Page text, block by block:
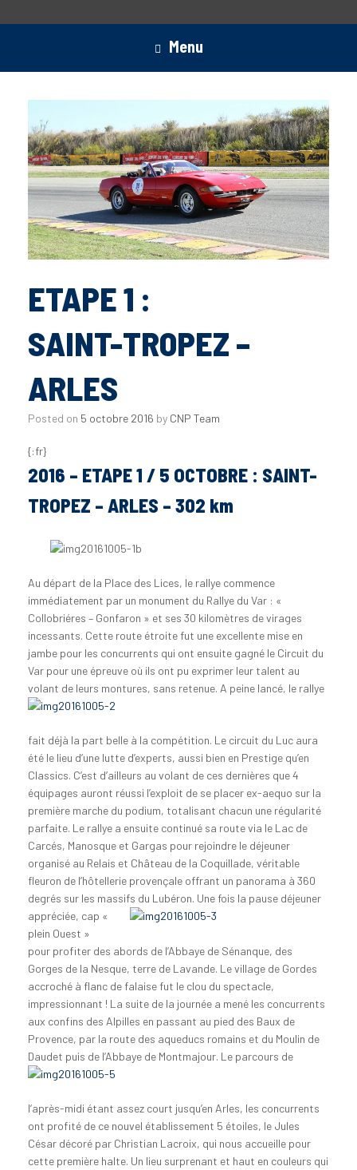
Menu
ETAPE 1 :
SAINT-TROPEZ –
ARLES
Posted on 5 octobre 2016 by CNP Team
{:fr}
2016 – ETAPE 1 / 5 OCTOBRE : SAINT-
TROPEZ – ARLES – 302 km
Au départ de la Place des Lices, le rallye commence
immédiatement par un monument du Rallye du Var : «
Collobriéres – Gonfaron » et ses 30 kilomètres de virages
incessants. Cette route étroite fut une excellente mise en
jambe pour les concurrents qui ont ensuite gagné le Circuit du
Var pour une épreuve où ils ont pu exprimer leur talent au
volant de leurs montures, sans retenue. A peine lancé, le rallye
fait déjà la part belle à la compétition. Le circuit du Luc aura
été le lieu d’une lutte d’experts, aussi bien en Prestige qu’en
Classics. C’est d’ailleurs au volant de ces dernières que 4
équipages auront réussi l’exploit de se placer ex-aequo sur la
première marche du podium, totalisant chacun une régularité
parfaite. Le rallye a ensuite continué sa route via le Lac de
Carcés, Manosque et Gargas pour rejoindre le déjeuner
organisé au Relais et Château de la Coquillade, véritable
fleuron de l’hôtellerie provençale offrant un panorama à 360
degrés sur les massifs du Lubéron. Une fois la pause déjeuner
appréciée, cap «
plein Ouest »
pour profiter des abords de l’Abbaye de Sénanque, des
Gorges de la Nesque, terre de Lavande. Le village de Gordes
accroché à flanc de falaise fut le clou du spectacle,
impressionnant ! La suite de la journée a mené les concurrents
aux confins des Alpilles en passant au pied des Baux de
Provence, par la route des aqueducs romains et du Moulin de
Daudet puis de l’Abbaye de Montmajour. Le parcours de
l’après-midi étant assez court jusqu’en Arles, les concurrents
ont profité de ce nouvel établissement 5 étoiles, le Jules
César décoré par Christian Lacroix, qui nous accueille pour
cette première halte. Un lieu surprenant et haut en couleurs qui